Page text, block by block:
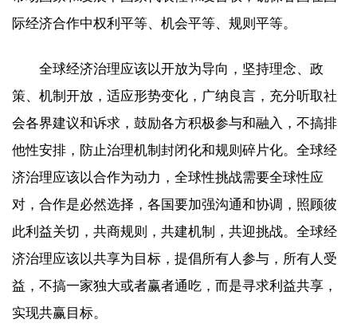
际经济合作中权利平等、机会平等、规则平等。
全球经济治理应该以开放为导向，坚持理念、政
策、机制开放，适应形势变化，广纳良言，充分听取社
会各界建议和诉求，鼓励各方积极参与和融入，不搞排
他性安排，防止治理机制封闭化和规则碎片化。全球经
济治理应该以合作为动力，全球性挑战需要全球性应
对，合作是必然选择，各国要加强沟通和协调，照顾彼
此利益关切，共商规则，共建机制，共迎挑战。全球经
济治理应该以共享为目标，提倡所有人参与，所有人受
益，不搞一家独大或者赢者通吃，而是寻求利益共享，
实现共赢目标。